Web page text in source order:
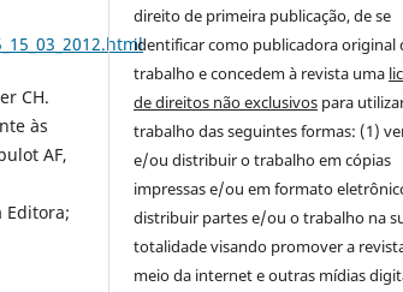
CH.
às
AF,
Editora;
direito de primeira publicação, de se
identificar como publicadora original
trabalho e concedem à revista uma
de direitos não exclusivos para
trabalho das seguintes formas: (1)
e/ou distribuir o trabalho em cópias
impressas e/ou em formato
distribuir partes e/ou o trabalho na
totalidade visando promover a
meio da internet e outras mídias